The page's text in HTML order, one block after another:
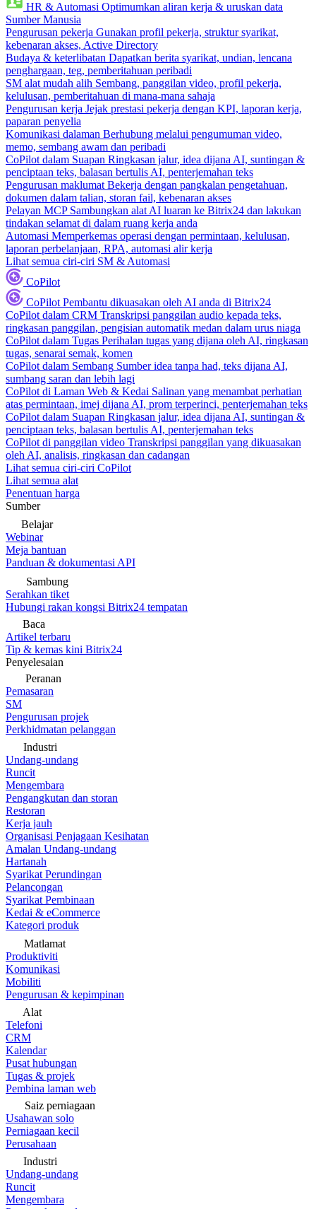
HR & Automasi Optimumkan aliran kerja & uruskan data
Sumber Manusia
Pengurusan pekerja Gunakan profil pekerja, struktur syarikat,
kebenaran akses, Active Directory
Budaya & keterlibatan Dapatkan berita syarikat, undian, lencana
penghargaan, teg, pemberitahuan peribadi
SM alat mudah alih Sembang, panggilan video, profil pekerja,
kelulusan, pemberitahuan di mana-mana sahaja
Pengurusan kerja Jejak prestasi pekerja dengan KPI, laporan kerja,
paparan penyelia
Komunikasi dalaman Berhubung melalui pengumuman video,
memo, sembang awam dan peribadi
CoPilot dalam Suapan Ringkasan jalur, idea dijana AI, suntingan &
penciptaan teks, balasan bertulis AI, penterjemahan teks
Pengurusan maklumat Bekerja dengan pangkalan pengetahuan,
dokumen dalam talian, storan fail, kebenaran akses
Pelayan MCP Sambungkan alat AI luaran ke Bitrix24 dan lakukan
tindakan selamat di dalam ruang kerja anda
Automasi Memperkemas operasi dengan permintaan, kelulusan,
laporan perbelanjaan, RPA, automasi alir kerja
Lihat semua ciri-ciri SM & Automasi
CoPilot
CoPilot Pembantu dikuasakan oleh AI anda di Bitrix24
CoPilot dalam CRM Transkripsi panggilan audio kepada teks,
ringkasan panggilan, pengisian automatik medan dalam urus niaga
CoPilot dalam Tugas Perihalan tugas yang dijana oleh AI, ringkasan
tugas, senarai semak, komen
CoPilot dalam Sembang Sumber idea tanpa had, teks dijana AI,
sumbang saran dan lebih lagi
CoPilot di Laman Web & Kedai Salinan yang menambat perhatian
atas permintaan, imej dijana AI, prom terperinci, penterjemahan teks
CoPilot dalam Suapan Ringkasan jalur, idea dijana AI, suntingan &
penciptaan teks, balasan bertulis AI, penterjemahan teks
CoPilot di panggilan video Transkripsi panggilan yang dikuasakan
oleh AI, analisis, ringkasan dan cadangan
Lihat semua ciri-ciri CoPilot
Lihat semua alat
Penentuan harga
Sumber
Belajar
Webinar
Meja bantuan
Panduan & dokumentasi API
Sambung
Serahkan tiket
Hubungi rakan kongsi Bitrix24 tempatan
Baca
Artikel terbaru
Tip & kemas kini Bitrix24
Penyelesaian
Peranan
Pemasaran
SM
Pengurusan projek
Perkhidmatan pelanggan
Industri
Undang-undang
Runcit
Mengembara
Pengangkutan dan storan
Restoran
Kerja jauh
Organisasi Penjagaan Kesihatan
Amalan Undang-undang
Hartanah
Syarikat Perundingan
Pelancongan
Syarikat Pembinaan
Kedai & eCommerce
Kategori produk
Matlamat
Produktiviti
Komunikasi
Mobiliti
Pengurusan & kepimpinan
Alat
Telefoni
CRM
Kalendar
Pusat hubungan
Tugas & projek
Pembina laman web
Saiz perniagaan
Usahawan solo
Perniagaan kecil
Perusahaan
Industri
Undang-undang
Runcit
Mengembara